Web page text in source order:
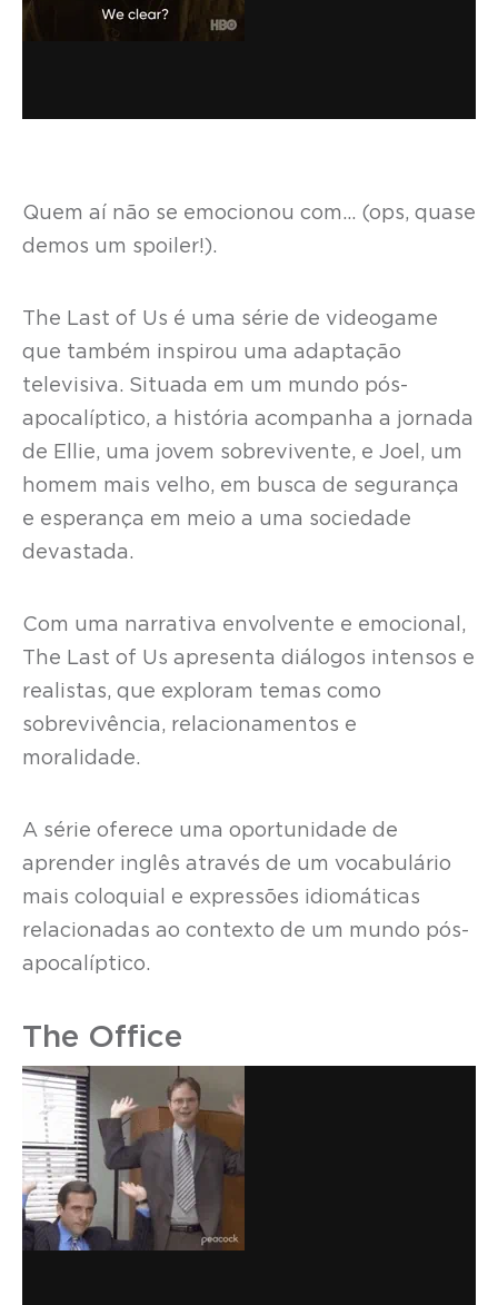
Quem aí não se emocionou com… (ops, quase
demos um spoiler!).
The Last of Us é uma série de videogame
que também inspirou uma adaptação
televisiva. Situada em um mundo pós-
apocalíptico, a história acompanha a jornada
de Ellie, uma jovem sobrevivente, e Joel, um
homem mais velho, em busca de segurança
e esperança em meio a uma sociedade
devastada.
Com uma narrativa envolvente e emocional,
The Last of Us apresenta diálogos intensos e
realistas, que exploram temas como
sobrevivência, relacionamentos e
moralidade.
A série oferece uma oportunidade de
aprender inglês através de um vocabulário
mais coloquial e expressões idiomáticas
relacionadas ao contexto de um mundo pós-
apocalíptico.
The Office